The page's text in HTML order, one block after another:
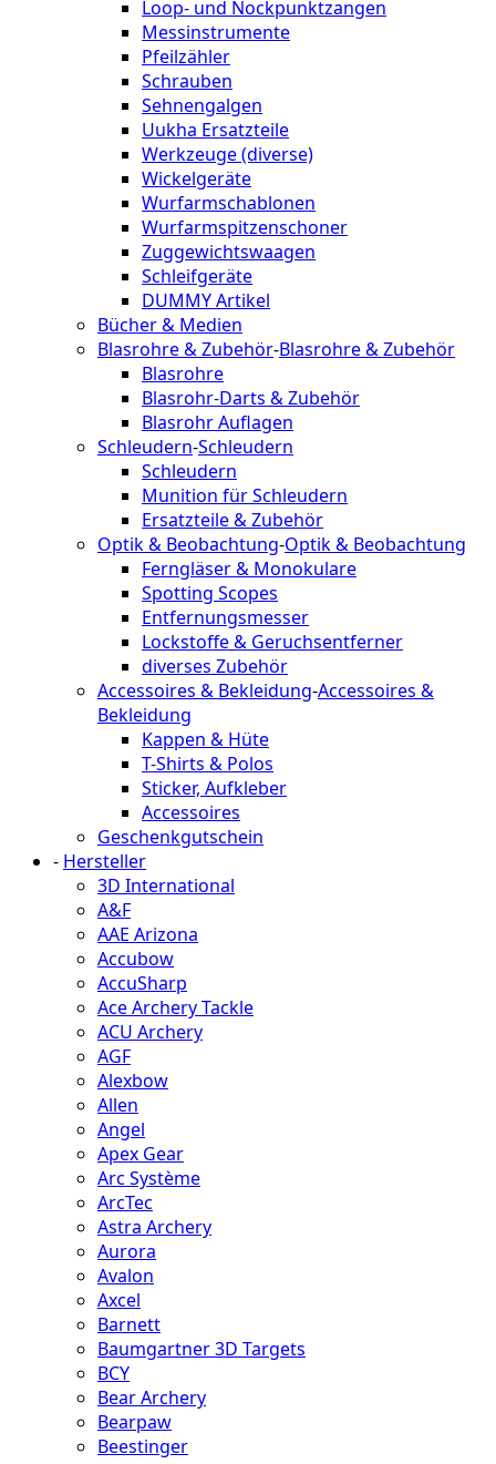
Loop- und Nockpunktzangen
Messinstrumente
Pfeilzähler
Schrauben
Sehnengalgen
Uukha Ersatzteile
Werkzeuge (diverse)
Wickelgeräte
Wurfarmschablonen
Wurfarmspitzenschoner
Zuggewichtswaagen
Schleifgeräte
DUMMY Artikel
Bücher & Medien
Blasrohre & Zubehör-Blasrohre & Zubehör
Blasrohre
Blasrohr-Darts & Zubehör
Blasrohr Auflagen
Schleudern-Schleudern
Schleudern
Munition für Schleudern
Ersatzteile & Zubehör
Optik & Beobachtung-Optik & Beobachtung
Ferngläser & Monokulare
Spotting Scopes
Entfernungsmesser
Lockstoffe & Geruchsentferner
diverses Zubehör
Accessoires & Bekleidung-Accessoires &
Bekleidung
Kappen & Hüte
T-Shirts & Polos
Sticker, Aufkleber
Accessoires
Geschenkgutschein
- Hersteller
3D International
A&F
AAE Arizona
Accubow
AccuSharp
Ace Archery Tackle
ACU Archery
AGF
Alexbow
Allen
Angel
Apex Gear
Arc Système
ArcTec
Astra Archery
Aurora
Avalon
Axcel
Barnett
Baumgartner 3D Targets
BCY
Bear Archery
Bearpaw
Beestinger